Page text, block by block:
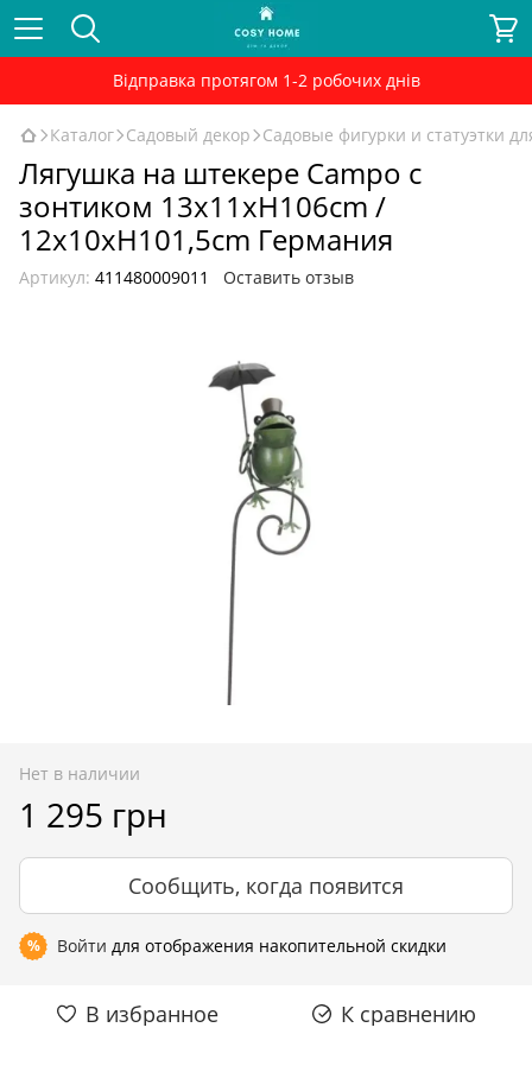
Відправка протягом 1-2 робочих днів
Каталог Садовый декор Садовые фигурки и статуэтки
Лягушка на штекере Campo с
зонтиком 13x11xH106cm /
12x10xH101,5cm Германия
Артикул: 411480009011 Оставить отзыв
Нет в наличии
1 295 грн
Сообщить, когда появится
% Войти для отображения накопительной скидки
В избранное К сравнению